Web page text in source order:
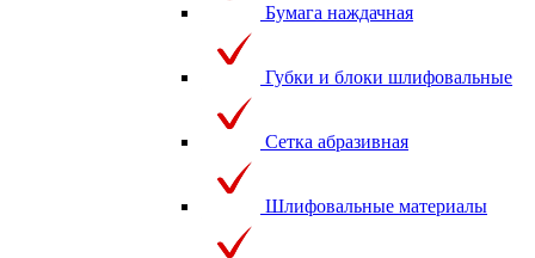
Бумага наждачная
Губки и блоки шлифовальные
Сетка абразивная
Шлифовальные материалы